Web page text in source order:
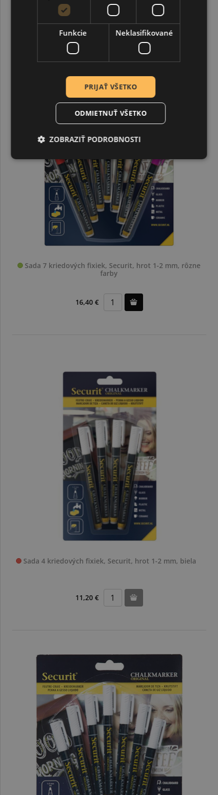
Sada 7 kriedových fixiek, Securit, hrot 1-2 mm, rôzne
farby
16,40 €
Sada 4 kriedových fixiek, Securit, hrot 1-2 mm, biela
11,20 €
Funkcie Neklasifikované
PRIJAŤ VŠETKO
ODMIETNUŤ VŠETKO
ZOBRAZIŤ PODROBNOSTI